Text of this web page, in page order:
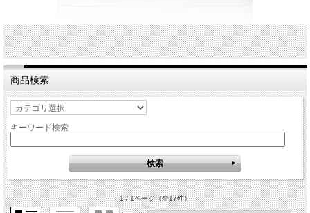
商品検索
キーワード検索
1 / 1ページ（全17件）